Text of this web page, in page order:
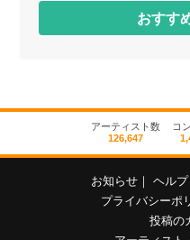
おすす
アーティスト数
126,647
コ
お知らせ ｜ ヘルプ
プライバシーポ
投稿の